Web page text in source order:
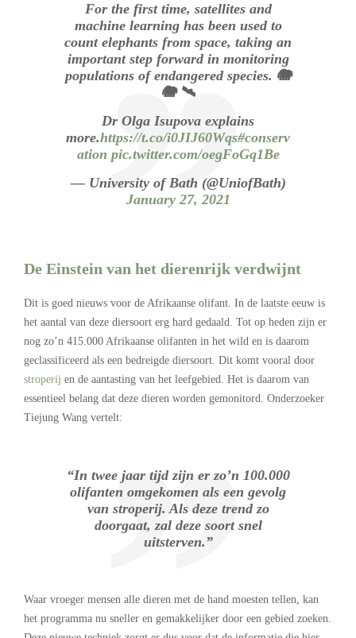
For the first time, satellites and
machine learning has been used to
count elephants from space, taking an
important step forward in monitoring
populations of endangered species. 🐘
🐘 🛰️
Dr Olga Isupova explains
more.https://t.co/i0JIJ60Wqs#conserv
ation pic.twitter.com/oegFoGq1Be
— University of Bath (@UniofBath)
January 27, 2021
De Einstein van het dierenrijk verdwijnt
Dit is goed nieuws voor de Afrikaanse olifant. In de laatste eeuw is
het aantal van deze diersoort erg hard gedaald. Tot op heden zijn er
nog zo’n 415.000 Afrikaanse olifanten in het wild en is daarom
geclassificeerd als een bedreigde diersoort. Dit komt vooral door
stroperij en de aantasting van het leefgebied. Het is daarom van
essentieel belang dat deze dieren worden gemonitord. Onderzoeker
Tiejung Wang vertelt:
“In twee jaar tijd zijn er zo’n 100.000
olifanten omgekomen als een gevolg
van stroperij. Als deze trend zo
doorgaat, zal deze soort snel
uitsterven.”
Waar vroeger mensen alle dieren met de hand moesten tellen, kan
het programma nu sneller en gemakkelijker door een gebied zoeken.